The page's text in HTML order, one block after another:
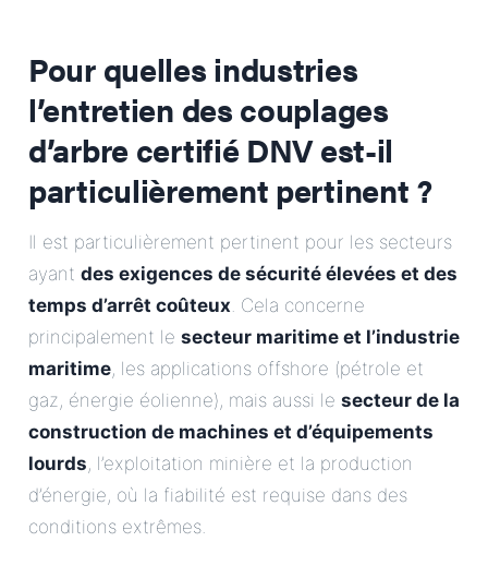
Pour quelles industries
l’entretien des couplages
d’arbre certifié DNV est-il
particulièrement pertinent ?
Il est particulièrement pertinent pour les secteurs
ayant des exigences de sécurité élevées et des
temps d’arrêt coûteux. Cela concerne
principalement le secteur maritime et l’industrie
maritime, les applications offshore (pétrole et
gaz, énergie éolienne), mais aussi le secteur de la
construction de machines et d’équipements
lourds, l’exploitation minière et la production
d’énergie, où la fiabilité est requise dans des
conditions extrêmes.